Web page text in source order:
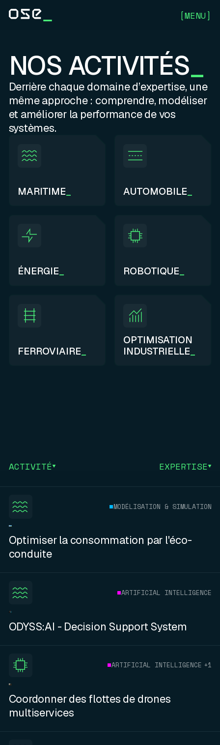
[MENU]
NOS ACTIVITÉS
Derrière chaque domaine d’expertise, une
même approche : comprendre, modéliser
et améliorer la performance de vos
systèmes.
MARITIME AUTOMOBILE
ÉNERGIE_ ROBOTIQUE_
FERROVIAIRE
OPTIMISATION
INDUSTRIELLE
ACTIVITÉ EXPERTISE
MODÉLISATION & SIMULATION
Optimiser la consommation par l'éco-
conduite
ARTIFICIAL INTELLIGENCE
ODYSS:AI - Decision Support System
ARTIFICIAL INTELLIGENCE +1
Coordonner des flottes de drones
multiservices